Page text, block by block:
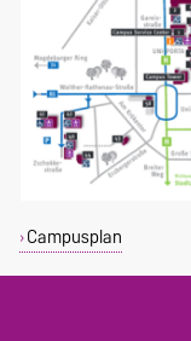
Campusplan